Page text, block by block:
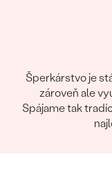
Šperkárstvo je
zároveň ale
Spájame tak